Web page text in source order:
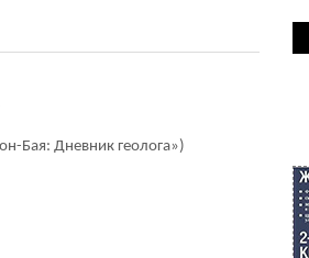
Бая: Дневник геолога»)